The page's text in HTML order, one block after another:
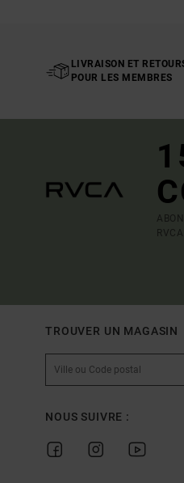
LIVRAISON ET
POUR LES MEMBRES
RVCA.
TROUVER UN MAGASIN
NOUS SUIVRE :